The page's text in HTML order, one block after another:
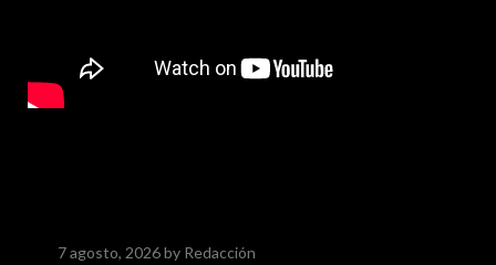
7 agosto, 2026by Redacción